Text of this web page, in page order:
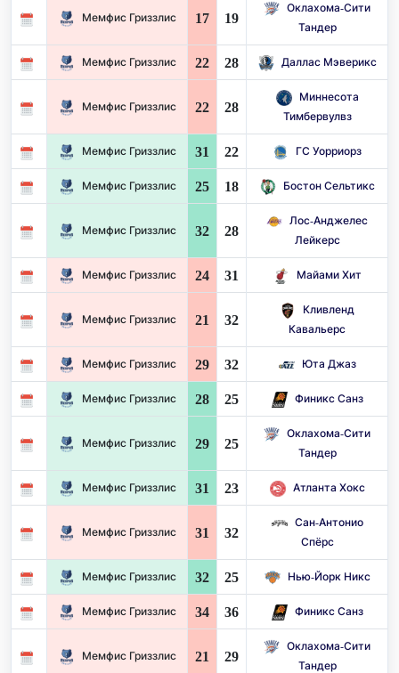
Мемфис Гриззлис 17 19
Оклахома-Сити
Тандер
Мемфис Гриззлис 22 28 Даллас Мэверикс
Мемфис Гриззлис 22 28
Миннесота
Тимбервулвз
Мемфис Гриззлис 31 22 ГС Уорриорз
Мемфис Гриззлис 25 18 Бостон Сельтикс
Мемфис Гриззлис 32 28
Лос-Анджелес
Лейкерс
Мемфис Гриззлис 24 31 Майами Хит
Мемфис Гриззлис 21 32
Кливленд
Кавальерс
Мемфис Гриззлис 29 32 Юта Джаз
Мемфис Гриззлис 28 25 Финикс Санз
Мемфис Гриззлис 29 25
Оклахома-Сити
Тандер
Мемфис Гриззлис 31 23 Атланта Хокс
Мемфис Гриззлис 31 32
Сан-Антонио
Спёрс
Мемфис Гриззлис 32 25 Нью-Йорк Никс
Мемфис Гриззлис 34 36 Финикс Санз
Мемфис Гриззлис 21 29
Оклахома-Сити
Тандер